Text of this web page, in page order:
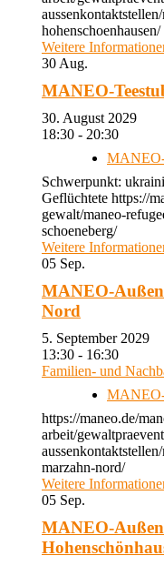
hohenschoenhausen/
Weitere
30 Aug.
MANEO-
30. August 2029
18:30 - 20:30
MANEO-
Schwerpunkt:
Geflüchtete https://
gewalt/maneo-
schoeneberg/
Weitere
05 Sep.
MANEO-
Nord
5. September 2029
13:30 - 16:30
Familien- und
MANEO-
https://maneo.de/
arbeit/
marzahn-nord/
Weitere
05 Sep.
MANEO-